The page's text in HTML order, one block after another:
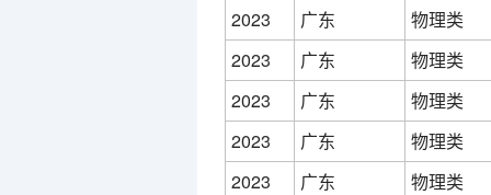
2023
广东
物理类
2023
广东
物理类
2023
广东
物理类
2023
广东
物理类
2023
广东
物理类